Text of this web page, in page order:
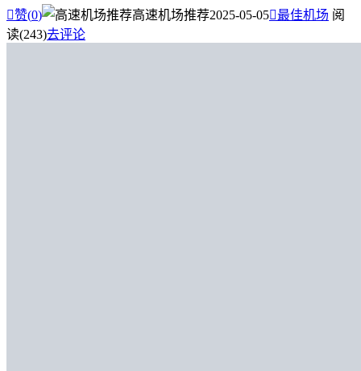
赞(0) 高速机场推荐2025-05-05最佳机场 阅
读(243)去评论